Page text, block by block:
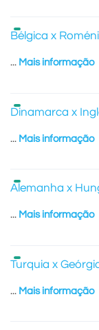
Bélgica x
... Mais informação
Dinamarca x
... Mais informação
Alemanha x
... Mais informação
Turquia x
... Mais informação